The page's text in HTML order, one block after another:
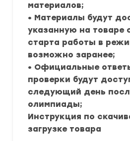
материалов;
• Материалы будут
указанную на товаре
старта работы в
возможно заранее;
• Официальные
проверки будут
следующий день
олимпиады;
Инструкция по
загрузке товара